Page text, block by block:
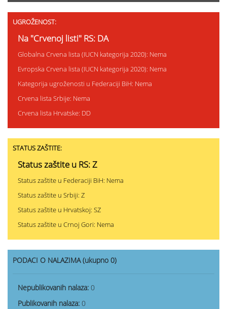
UGROŽENOST:
Na "Crvenoj listi" RS: DA
Globalna Crvena lista (IUCN kategorija 2020): Nema
Evropska Crvena lista (IUCN kategorija 2020): Nema
Kategorija ugroženosti u Federaciji BiH: Nema
Crvena lista Srbije: Nema
Crvena lista Hrvatske: DD
STATUS ZAŠTITE:
Status zaštite u RS: Z
Status zaštite u Federaciji BiH: Nema
Status zaštite u Srbiji: Z
Status zaštite u Hrvatskoj: SZ
Status zaštite u Crnoj Gori: Nema
PODACI O NALAZIMA (ukupno 0)
Nepublikovanih nalaza: 0
Publikovanih nalaza: 0